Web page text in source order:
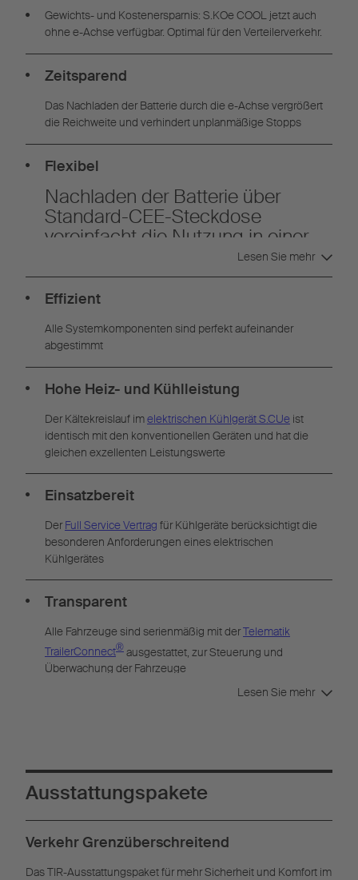
Gewichts- und Kostenersparnis: S.KOe COOL jetzt auch
ohne e-Achse verfügbar. Optimal für den Verteilerverkehr.
Zeitsparend
Das Nachladen der Batterie durch die e-Achse vergrößert
die Reichweite und verhindert unplanmäßige Stopps
Flexibel
Nachladen der Batterie über
Standard-CEE-Steckdose
vereinfacht die Nutzung in einer
bestehenden InfrastrukturLesen Sie mehr
Effizient
Alle Systemkomponenten sind perfekt aufeinander
abgestimmt
Hohe Heiz- und Kühlleistung
Der Kältekreislauf imelektrischen Kühlgerät S.CUe ist
identisch mit den konventionellen Geräten und hat die
gleichen exzellenten Leistungswerte
Einsatzbereit
DerFull Service Vertrag für Kühlgeräte berücksichtigt die
besonderen Anforderungen eines elektrischen
Kühlgerätes
Transparent
Alle Fahrzeuge sind serienmäßig mit derTelematik
TrailerConnect®ausgestattet, zur Steuerung und
Überwachung der Fahrzeuge
Lesen Sie mehr
Ausstattungspakete
Verkehr Grenzüberschreitend
Das TIR-Ausstattungspaket für mehr Sicherheit und Komfort im